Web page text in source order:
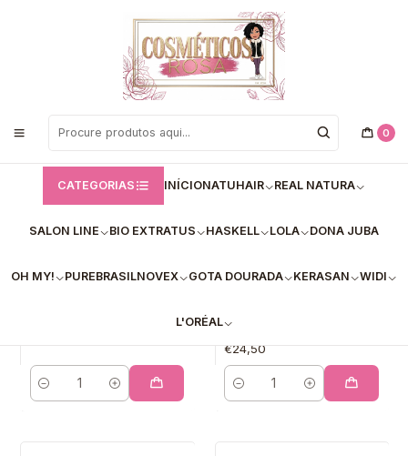
0
CATEGORIAS INÍCIONATUHAIR REAL NATURA
SALON LINE BIO EXTRATUS HASKELL LOLA DONA JUBA
OH MY! PUREBRASILNOVEX GOTA DOURADA KERASAN WIDI
L'ORÉAL
Bem vindos a Loja de Cosméticos Rosa!
kits Haskell
Haskell Cavalo Forte
Quantidade
Roxo-Violet –
Matizadora
€24,50
Quantidade